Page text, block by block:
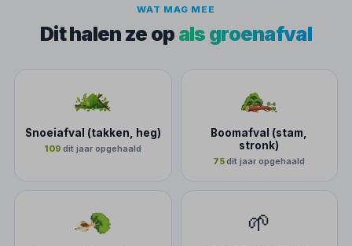
WAT MAG MEE
Dit halen ze op als groenafval
Snoeiafval (takken, heg)
109dit jaar opgehaald
Boomafval (stam,
stronk)
75dit jaar opgehaald
🌱